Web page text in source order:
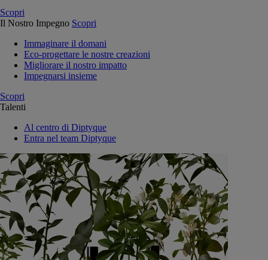
Scopri
Il Nostro Impegno Scopri
Immaginare il domani
Eco-progettare le nostre creazioni
Migliorare il nostro impatto
Impegnarsi insieme
Scopri
Talenti
Al centro di Diptyque
Entra nel team Diptyque